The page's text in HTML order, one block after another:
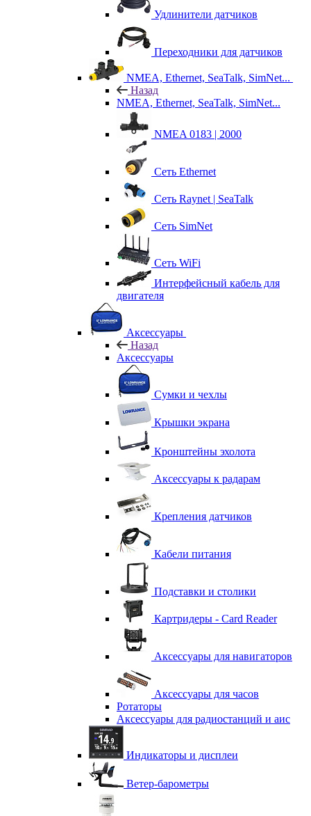
Удлинители датчиков
Переходники для датчиков
NMEA, Ethernet, SeaTalk, SimNet...
Назад
NMEA, Ethernet, SeaTalk, SimNet...
NMEA 0183 | 2000
Сеть Ethernet
Сеть Raynet | SeaTalk
Сеть SimNet
Сеть WiFi
Интерфейсный кабель для
двигателя
Аксессуары
Назад
Аксессуары
Сумки и чехлы
Крышки экрана
Кронштейны эхолота
Аксессуары к радарам
Крепления датчиков
Кабели питания
Подставки и столики
Картридеры - Card Reader
Аксессуары для навигаторов
Аксессуары для часов
Ротаторы
Аксессуары для радиостанций и аис
Индикаторы и дисплеи
Ветер-барометры